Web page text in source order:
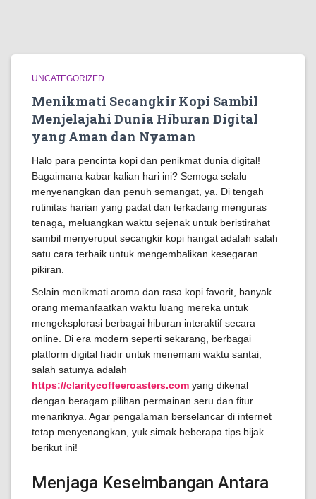
UNCATEGORIZED
Menikmati Secangkir Kopi Sambil
Menjelajahi Dunia Hiburan Digital
yang Aman dan Nyaman
Halo para pencinta kopi dan penikmat dunia digital!
Bagaimana kabar kalian hari ini? Semoga selalu
menyenangkan dan penuh semangat, ya. Di tengah
rutinitas harian yang padat dan terkadang menguras
tenaga, meluangkan waktu sejenak untuk beristirahat
sambil menyeruput secangkir kopi hangat adalah salah
satu cara terbaik untuk mengembalikan kesegaran
pikiran.
Selain menikmati aroma dan rasa kopi favorit, banyak
orang memanfaatkan waktu luang mereka untuk
mengeksplorasi berbagai hiburan interaktif secara
online. Di era modern seperti sekarang, berbagai
platform digital hadir untuk menemani waktu santai,
salah satunya adalah
https://claritycoffeeroasters.com yang dikenal
dengan beragam pilihan permainan seru dan fitur
menariknya. Agar pengalaman berselancar di internet
tetap menyenangkan, yuk simak beberapa tips bijak
berikut ini!
Menjaga Keseimbangan Antara